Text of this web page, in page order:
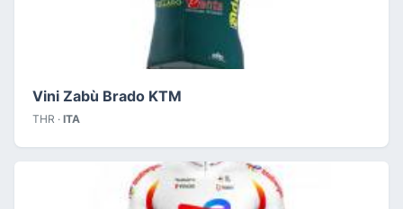
Vini Zabù Brado KTM
THR · ITA